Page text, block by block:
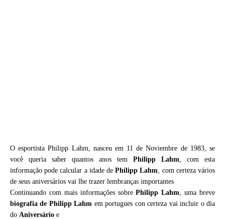
O esportista Philipp Lahm, nasceu em 11 de Noviembre de 1983, se
você queria saber quantos anos tem Philipp Lahm, com esta
informação pode calcular a idade dePhilipp Lahm, com certeza vários
de seus aniversários vai lhe trazer lembranças importantes
Continuando com mais informações sobrePhilipp Lahm, uma breve
biografia de Philipp Lahm em portugues con certeza vai incluir o dia
do Aniversário e